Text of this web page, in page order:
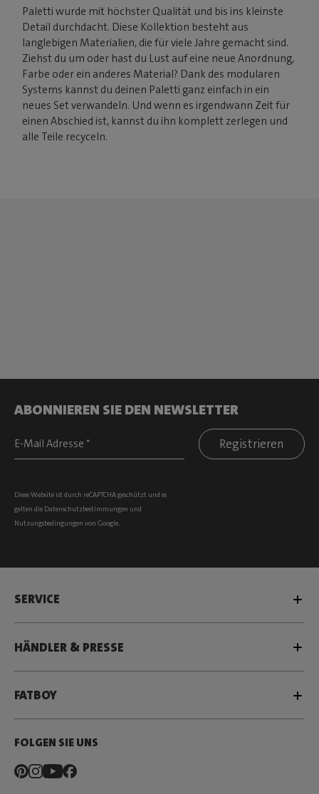
Paletti wurde mit höchster Qualität und bis ins kleinste
Detail durchdacht. Diese Kollektion besteht aus
langlebigen Materialien, die für viele Jahre gemacht sind.
Ziehst du um oder hast du Lust auf eine neue Anordnung,
Farbe oder ein anderes Material? Dank des modularen
Systems kannst du deinen Paletti ganz einfach in ein
neues Set verwandeln. Und wenn es irgendwann Zeit für
einen Abschied ist, kannst du ihn komplett zerlegen und
alle Teile recyceln.
ABONNIEREN SIE DEN NEWSLETTER
Registrieren
Diese Website ist durch reCAPTCHA geschützt und es
gelten die Datenschutzbestimmungen und
Nutzungsbedingungen von Google.
SERVICE
HÄNDLER & PRESSE
FATBOY
FOLGEN SIE UNS